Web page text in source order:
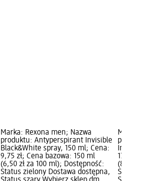
Marka: Rexona men; Nazwa
produktu: Antyperspirant Invisible
Black&White spray, 150 ml; Cena:
9,75 zł; Cena bazowa: 150 ml
(6,50 zł za 100 ml); Dostępność:
Status zielony Dostawa dostępna,
Marka:
produktu:
Invisible
17,95 zł;
(8,98 zł za
Status